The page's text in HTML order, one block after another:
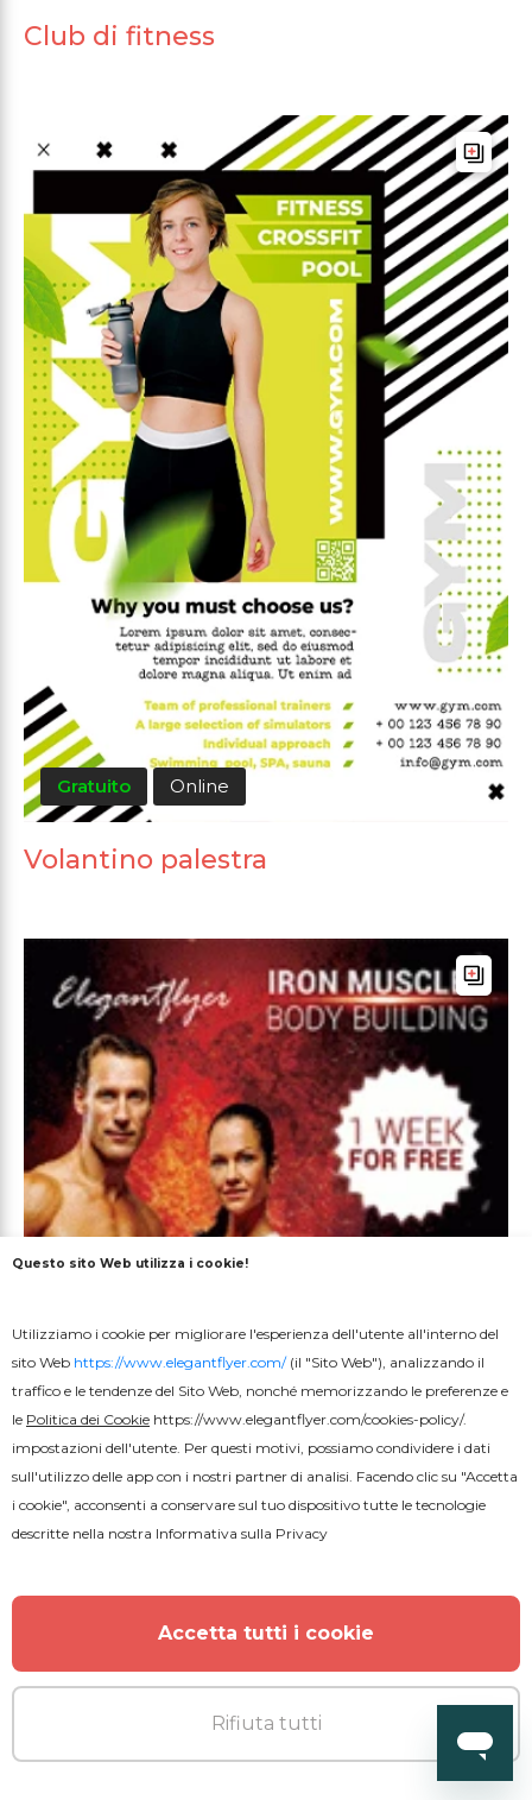
Club di fitness
Gratuito Online
Volantino palestra
Volantino Fitness
Questo sito Web utilizza i cookie!
Utilizziamo i cookie per migliorare l'esperienza dell'utente all'interno del
sito Web https://www.elegantflyer.com/(il "Sito Web"), analizzando il
traffico e le tendenze del Sito Web, nonché memorizzando le preferenze e
le Politica dei Cookie https://www.elegantflyer.com/cookies-policy/.
impostazioni dell'utente. Per questi motivi, possiamo condividere i dati
sull'utilizzo delle app con i nostri partner di analisi. Facendo clic su "Accetta
i cookie", acconsenti a conservare sul tuo dispositivo tutte le tecnologie
descritte nella nostra Informativa sulla Privacy
Accetta tutti i cookie
Rifiuta tutti